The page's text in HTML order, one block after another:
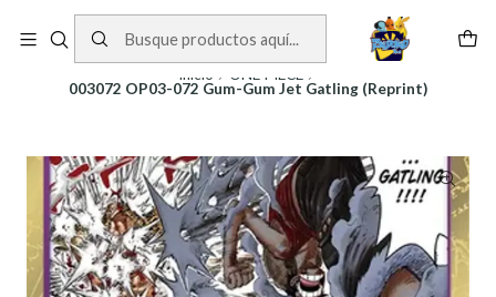
Inicio
ONE PIECE
003072 OP03-072 Gum-Gum Jet Gatling (Reprint)